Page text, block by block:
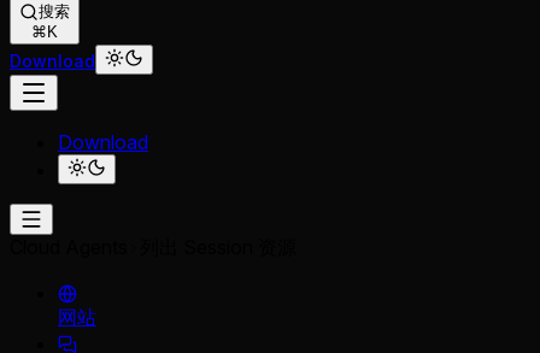
搜索
⌘K
Download
Download
网站